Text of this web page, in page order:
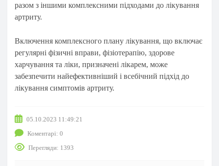
разом з іншими комплексними підходами до лікування
артриту.
Включення комплексного плану лікування, що включає
регулярні фізичні вправи, фізіотерапію, здорове
харчування та ліки, призначені лікарем, може
забезпечити найефективніший і всебічний підхід до
лікування симптомів артриту.
05.10.2023 11:49:21
Коментарі: 0
Перегляди: 1393